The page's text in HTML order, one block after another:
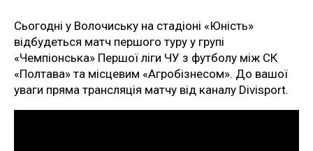
Сьогодні у Волочиську на стадіоні «Юність»
відбудеться матч першого туру у групі
«Чемпіонська» Першої ліги ЧУ з футболу між СК
«Полтава» та місцевим «Агробізнесом». До вашої
уваги пряма трансляція матчу від каналу Divisport.